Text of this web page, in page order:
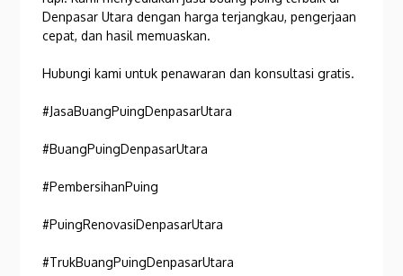
Denpasar Utara dengan harga terjangkau, pengerjaan
cepat, dan hasil memuaskan.
Hubungi kami untuk penawaran dan konsultasi gratis.
#JasaBuangPuingDenpasarUtara
#BuangPuingDenpasarUtara
#PembersihanPuing
#PuingRenovasiDenpasarUtara
#TrukBuangPuingDenpasarUtara